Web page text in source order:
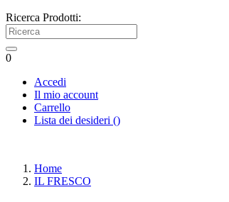
Ricerca Prodotti:
0
Accedi
Il mio account
Carrello
Lista dei desideri ()
Home
IL FRESCO